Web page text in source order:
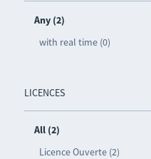
Any (2)
with real time (0)
LICENCES
All (2)
Licence Ouverte (2)